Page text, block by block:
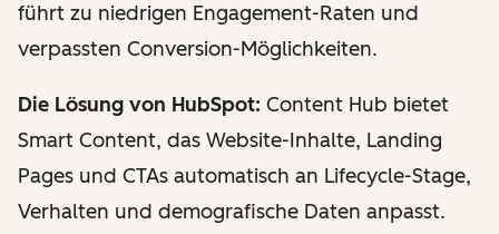
führt zu niedrigen Engagement-Raten und
verpassten Conversion-Möglichkeiten.
Die Lösung von HubSpot: Content Hub bietet
Smart Content, das Website-Inhalte, Landing
Pages und CTAs automatisch an Lifecycle-Stage,
Verhalten und demografische Daten anpasst.